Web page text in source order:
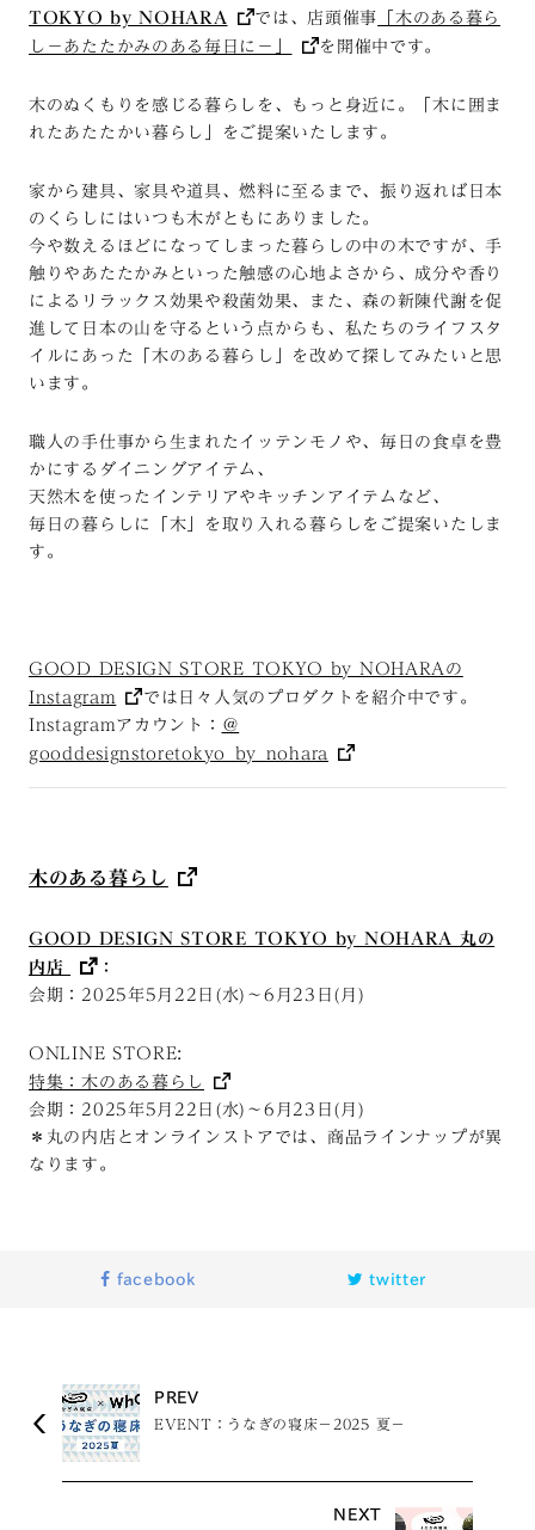
TOKYO by NOHARA
では、店頭催事 「木のある暮ら
し－あたたかみのある毎日に－」
を開催中です。
木のぬくもりを感じる暮らしを、もっと身近に。「木に囲ま
れたあたたかい暮らし」をご提案いたします。
家から建具、家具や道具、燃料に至るまで、振り返れば日本
のくらしにはいつも木がともにありました。
今や数えるほどになってしまった暮らしの中の木ですが、手
触りやあたたかみといった触感の心地よさから、成分や香り
によるリラックス効果や殺菌効果、また、森の新陳代謝を促
進して日本の山を守るという点からも、私たちのライフスタ
イルにあった「木のある暮らし」を改めて探してみたいと思
います。
職人の手仕事から生まれたイッテンモノや、毎日の食卓を豊
かにするダイニングアイテム、
天然木を使ったインテリアやキッチンアイテムなど、
毎日の暮らしに「木」を取り入れる暮らしをご提案いたしま
す。
GOOD DESIGN STORE TOKYO by NOHARAの
Instagram
では日々人気のプロダクトを紹介中です。
Instagramアカウント： ＠
gooddesignstoretokyo_by_nohara
木のある暮らし
GOOD DESIGN STORE TOKYO by NOHARA 丸の
内店
：
会期：2025年5月22日(水)～6月23日(月)
ONLINE STORE:
特集：木のある暮らし
会期：2025年5月22日(水)～6月23日(月)
＊丸の内店とオンラインストアでは、商品ラインナップが異
なります。
facebook twitter
PREV
EVENT：うなぎの寝床－2025 夏－
NEXT